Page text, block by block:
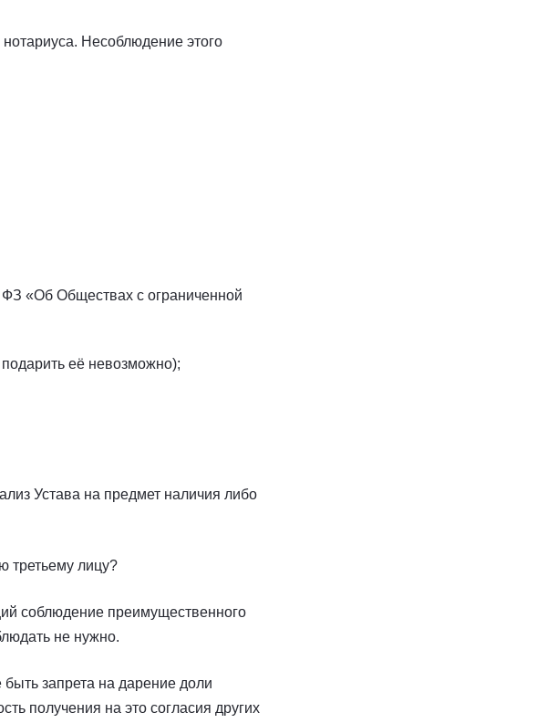
Несоблюдение этого
ФЗ «Об Обществах с ограниченной
её невозможно);
Устава на предмет наличия либо
третьему лицу?
соблюдение преимущественного
не нужно.
запрета на дарение доли
получения на это согласия других